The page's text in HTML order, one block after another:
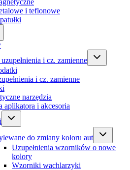
i teflonowe
i cz. zamienne
i cz. zamienne
narzędzia
aplikatora i akcesoria
do zmiany koloru aut
Uzupełnienia wzorników o nowe
kolory
Wzorniki wachlarzyki